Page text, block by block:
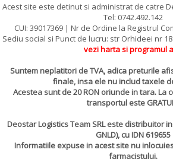
Acest site este detinut si administrat de catre
Tel: 0742.492.142
CUI: 39017369 | Nr de Ordine la Registrul
Sediu social si Punct de lucru: str Orhideei nr
vezi harta si programul
Suntem neplatitori de TVA, adica preturile
finale, insa ele nu includ taxele
Acestea sunt de 20 RON oriunde in tara. La
transportul este
Deostar Logistics Team SRL este distribuitor
GNLD), cu IDN 619655
Informatiile expuse in acest site nu
farmacistului.